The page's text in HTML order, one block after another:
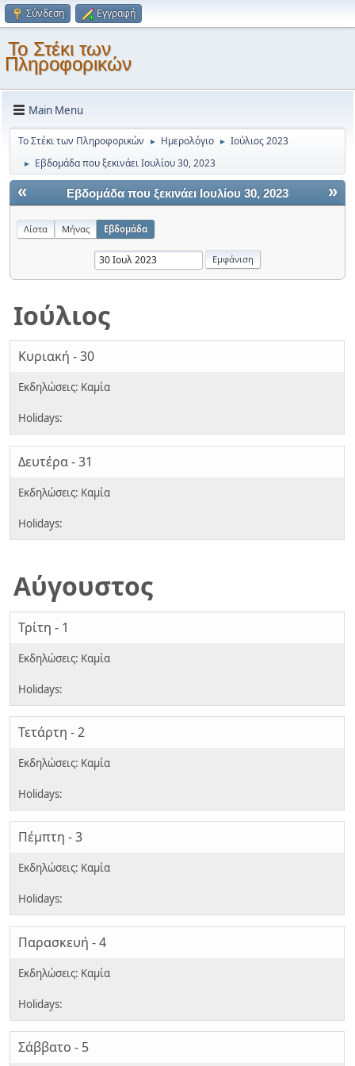
Σύνδεση Εγγραφή
Το Στέκι των
Πληροφορικών
Main Menu
Το Στέκι των Πληροφορικών ► Ημερολόγιο ► Ιούλιος 2023
► Εβδομάδα που ξεκινάει Ιουλίου 30, 2023
« »
Εβδομάδα που ξεκινάει Ιουλίου 30, 2023
Λίστα Μήνας Εβδομάδα
Ιούλιος
Κυριακή - 30
Δευτέρα - 31
Αύγουστος
Τρίτη - 1
Τετάρτη - 2
Πέμπτη - 3
Παρασκευή - 4
Σάββατο - 5